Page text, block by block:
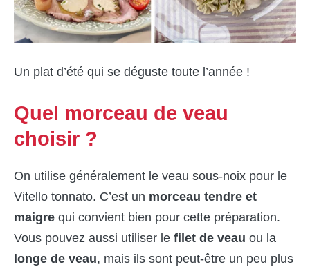
Un plat d’été qui se déguste toute l’année !
Quel morceau de veau
choisir ?
On utilise généralement le veau sous-noix pour le
Vitello tonnato. C’est un morceau tendre et
maigre qui convient bien pour cette préparation.
Vous pouvez aussi utiliser le filet de veau ou la
longe de veau, mais ils sont peut-être un peu plus